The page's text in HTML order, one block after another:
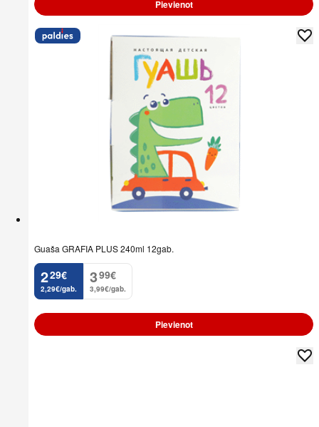
Pievienot
Guaša GRAFIA PLUS 240ml 12gab.
2
. 29€
2,29€/gab.
3
. 99€
3,99€/gab.
Pievienot